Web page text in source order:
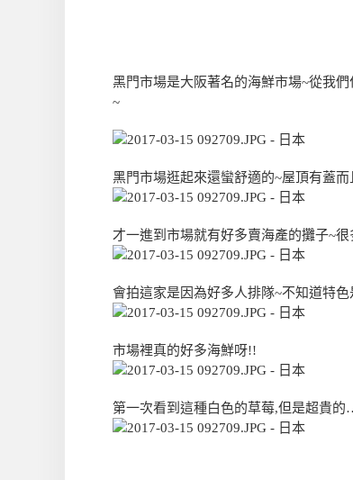
黑門市場是大阪著名的海鮮市場~從我
~
黑門市場逛起來還蠻舒適的~屋頂有蓋
才一進到市場就有好多賣海產的攤子~
會拍這家是因為好多人排隊~不知道特色
市場裡真的好多海鮮呀!!
第一次看到這種白色的草莓,但是超貴